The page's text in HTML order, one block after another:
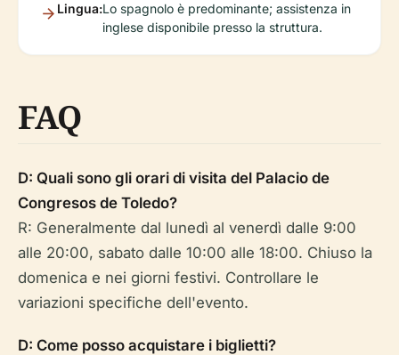
Lingua:Lo spagnolo è predominante; assistenza in
inglese disponibile presso la struttura.
FAQ
D: Quali sono gli orari di visita del Palacio de
Congresos de Toledo?
R: Generalmente dal lunedì al venerdì dalle 9:00
alle 20:00, sabato dalle 10:00 alle 18:00. Chiuso la
domenica e nei giorni festivi. Controllare le
variazioni specifiche dell'evento.
D: Come posso acquistare i biglietti?